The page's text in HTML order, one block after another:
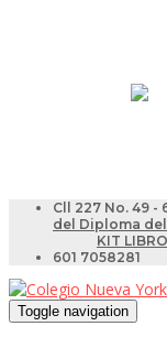
Cll 227 No. 49 -
del Diploma
KIT
601 7058281
Toggle navigation